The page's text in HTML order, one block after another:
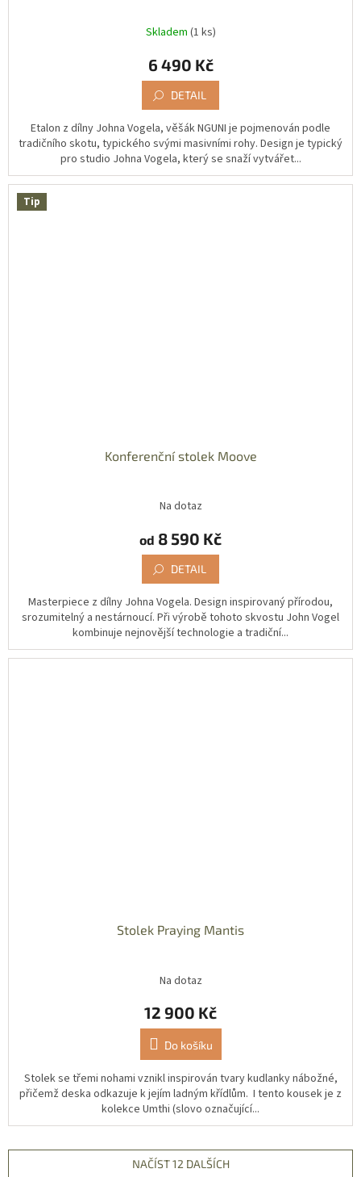
Skladem (1 ks)
6 490 Kč
DETAIL
Etalon z dílny Johna Vogela, věšák NGUNI je pojmenován podle
tradičního skotu, typického svými masivními rohy. Design je typický
pro studio Johna Vogela, který se snaží vytvářet...
Tip
Konferenční stolek Moove
Na dotaz
od 8 590 Kč
DETAIL
Masterpiece z dílny Johna Vogela. Design inspirovaný přírodou,
srozumitelný a nestárnoucí. Při výrobě tohoto skvostu John Vogel
kombinuje nejnovější technologie a tradiční...
Stolek Praying Mantis
Na dotaz
12 900 Kč
Do košíku
Stolek se třemi nohami vznikl inspirován tvary kudlanky nábožné,
přičemž deska odkazuje k jejím ladným křídlům. I tento kousek je z
kolekce Umthi (slovo označující...
NAČÍST 12 DALŠÍCH